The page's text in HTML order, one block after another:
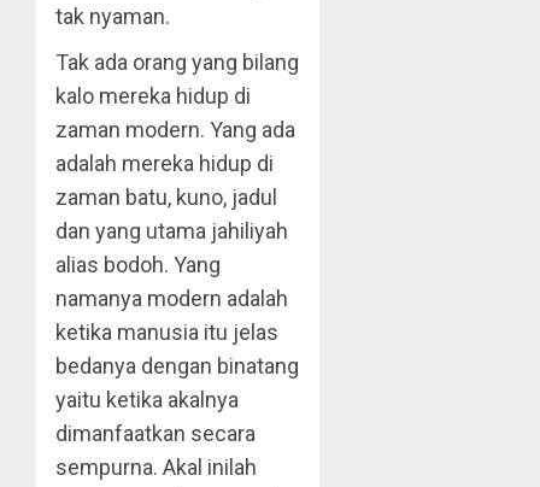
tak nyaman.
Tak ada orang yang bilang
kalo mereka hidup di
zaman modern. Yang ada
adalah mereka hidup di
zaman batu, kuno, jadul
dan yang utama jahiliyah
alias bodoh. Yang
namanya modern adalah
ketika manusia itu jelas
bedanya dengan binatang
yaitu ketika akalnya
dimanfaatkan secara
sempurna. Akal inilah